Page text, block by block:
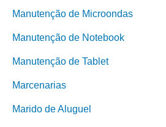
Manutenção de Microondas
Manutenção de Notebook
Manutenção de Tablet
Marcenarias
Marido de Aluguel